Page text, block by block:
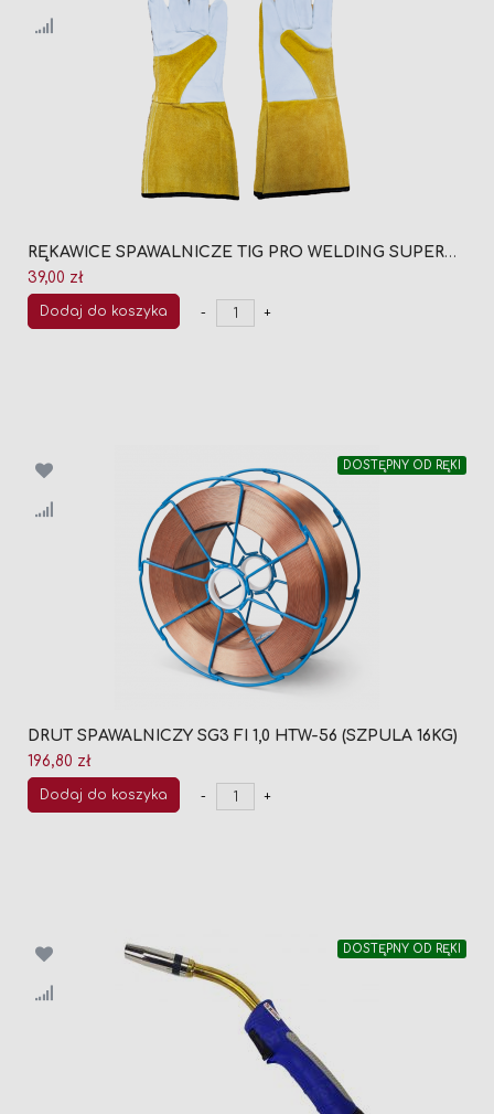
RĘKAWICE SPAWALNICZE TIG PRO WELDING SUPERVISOR ROZMIAR 10
39,00 zł
Dodaj do koszyka - +
DOSTĘPNY OD RĘKI
DRUT SPAWALNICZY SG3 FI 1,0 HTW-56 (SZPULA 16KG)
196,80 zł
Dodaj do koszyka - +
DOSTĘPNY OD RĘKI